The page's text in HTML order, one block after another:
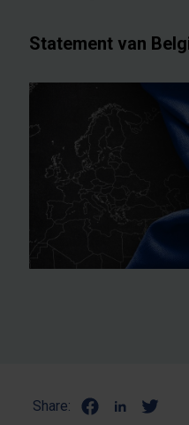
Statement van
Share: